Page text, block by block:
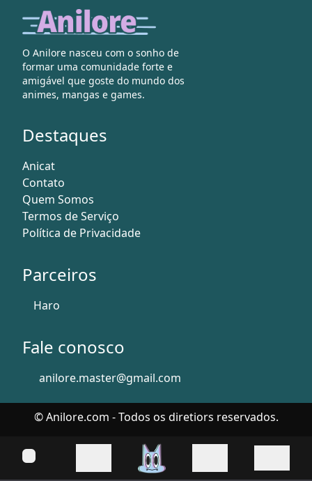
O Anilore nasceu com o sonho de
formar uma comunidade forte e
amigável que goste do mundo dos
animes, mangas e games.
Destaques
Anicat
Contato
Quem Somos
Termos de Serviço
Política de Privacidade
Parceiros
Haro
Fale conosco
anilore.master@gmail.com
© Anilore.com - Todos os diretiors reservados.